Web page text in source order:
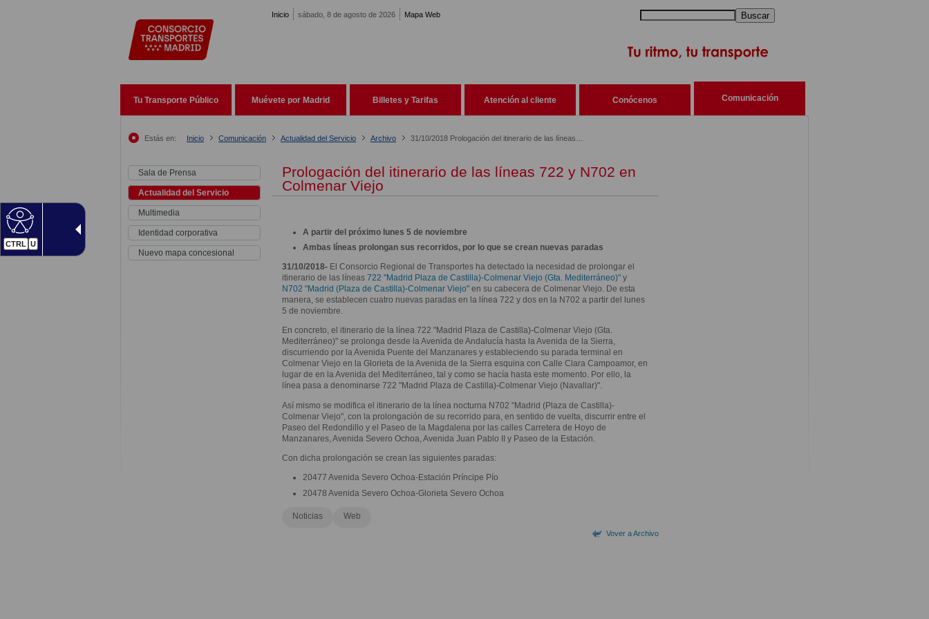
CTRL U
Inicio sábado, 8 de agosto de 2026 Mapa Web Buscar
Tu Transporte Público Muévete por Madrid Billetes y Tarifas Atención al cliente Conócenos Comunicación
Estás en: Inicio Comunicación Actualidad del Servicio Archivo
Sala de Prensa
Actualidad del Servicio
Multimedia
Identidad corporativa
Nuevo mapa concesional
Prologación del itinerario de las líneas 722 y N702 en
Colmenar Viejo
A partir del próximo lunes 5 de noviembre
Ambas líneas prolongan sus recorridos, por lo que se crean nuevas paradas
31/10/2018- El Consorcio Regional de Transportes ha detectado la necesidad de prolongar el
itinerario de las líneas 722 "Madrid Plaza de Castilla)-Colmenar Viejo (Gta. Mediterráneo)"y
N702 "Madrid (Plaza de Castilla)-Colmenar Viejo"en su cabecera de Colmenar Viejo. De esta
manera, se establecen cuatro nuevas paradas en la línea 722 y dos en la N702 a partir del lunes
5 de noviembre.
En concreto, el itinerario de la línea 722 "Madrid Plaza de Castilla)-Colmenar Viejo (Gta.
Mediterráneo)" se prolonga desde la Avenida de Andalucía hasta la Avenida de la Sierra,
discurriendo por la Avenida Puente del Manzanares y estableciendo su parada terminal en
Colmenar Viejo en la Glorieta de la Avenida de la Sierra esquina con Calle Clara Campoamor, en
lugar de en la Avenida del Mediterráneo, tal y como se hacía hasta este momento. Por ello, la
línea pasa a denominarse 722 "Madrid Plaza de Castilla)-Colmenar Viejo (Navallar)".
Así mismo se modifica el itinerario de la línea nocturna N702 "Madrid (Plaza de Castilla)-
Colmenar Viejo", con la prolongación de su recorrido para, en sentido de vuelta, discurrir entre el
Paseo del Redondillo y el Paseo de la Magdalena por las calles Carretera de Hoyo de
Manzanares, Avenida Severo Ochoa, Avenida Juan Pablo II y Paseo de la Estación.
Con dicha prolongación se crean las siguientes paradas:
20477 Avenida Severo Ochoa-Estación Príncipe Pío
20478 Avenida Severo Ochoa-Glorieta Severo Ochoa
Noticias Web
Vover a Archivo